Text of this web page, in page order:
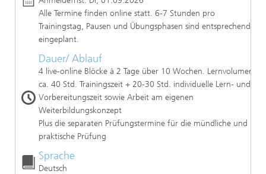
Alle Termine finden online statt. 6-7 Stunden pro
Trainingstag, Pausen und Übungsphasen sind entsprechend
eingeplant.
Dauer/ Ablauf
4 live-online Blöcke à 2 Tage über 10 Wochen. Lernvolumen:
ca. 40 Std. Trainingszeit + 20-30 Std. individuelle Lern- und
Vorbereitungszeit sowie Arbeit am eigenen
Weiterbildungskonzept
Plus die separaten Prüfungstermine für die mündliche und
praktische Prüfung
Sprache
Deutsch